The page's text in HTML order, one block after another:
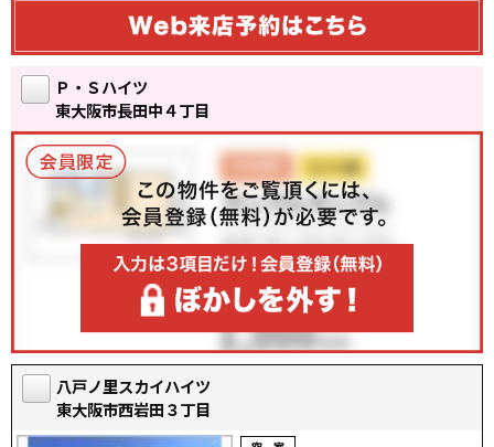
Ｐ・Ｓハイツ
東大阪市長田中４丁目
八戸ノ里スカイハイツ
東大阪市西岩田３丁目